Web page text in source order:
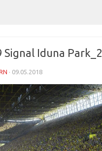
Signal Iduna Park_2
· 09.05.2018